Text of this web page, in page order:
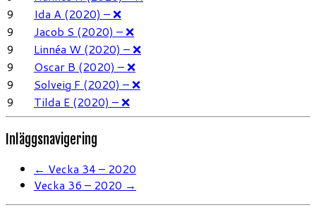
9
Ida A (2020) – ❌
9
Jacob S (2020) – ❌
9
Linnéa W (2020) – ❌
9
Oscar B (2020) – ❌
9
Solveig F (2020) – ❌
9
Tilda E (2020) – ❌
Inläggsnavigering
← Vecka 34 – 2020
Vecka 36 – 2020 →